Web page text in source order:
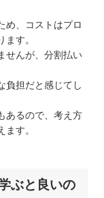
め、コストはプロ
す。
せんが、分割払い
負担だと感じてし
あるので、考え方
す。
ぶと良いの